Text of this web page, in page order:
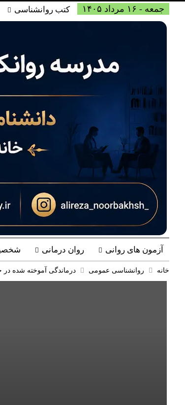
جمعه - ۱۶ مرداد ۱۴۰۵ کتب روانشناسی
آزمون های روانی روان درمانی
خانه روانشناسی عمومی درماندگی آموخته شده در